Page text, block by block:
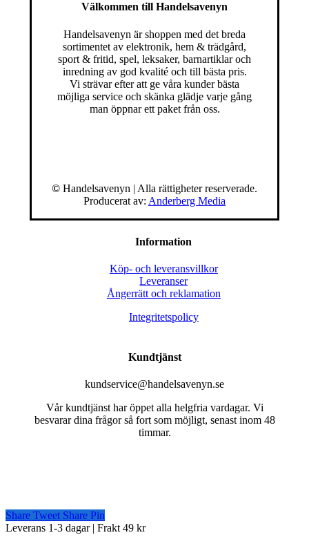
Välkommen till Handelsavenyn
Handelsavenyn är shoppen med det breda
sortimentet av elektronik, hem & trädgård,
sport & fritid, spel, leksaker, barnartiklar och
inredning av god kvalité och till bästa pris.
Vi strävar efter att ge våra kunder bästa
möjliga service och skänka glädje varje gång
man öppnar ett paket från oss.
© Handelsavenyn | Alla rättigheter reserverade.
Producerat av: Anderberg Media
Information
Köp- och leveransvillkor
Leveranser
Ångerrätt och reklamation
Integritetspolicy
Kundtjänst
kundservice@handelsavenyn.se
Vår kundtjänst har öppet alla helgfria vardagar. Vi
besvarar dina frågor så fort som möjligt, senast inom 48
timmar.
Share Tweet Share Pin
Close
Leverans 1-3 dagar | Frakt 49 kr